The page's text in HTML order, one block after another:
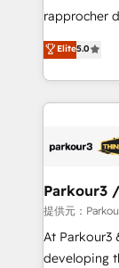
business
impact of
detailed
embark on
business
rapprocher
réussite des
le
pourquoi,
projet HubSpot
migration et
métiers ⚙️ Configuration de la plateforme HubSpot
Elite5.0
Parkour3
提供元：
At Parkour3
developing